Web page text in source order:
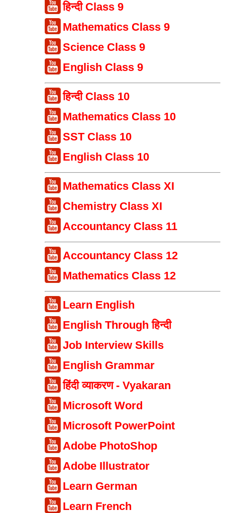
हिन्दी Class 9
Mathematics Class 9
Science Class 9
English Class 9
हिन्दी Class 10
Mathematics Class 10
SST Class 10
English Class 10
Mathematics Class XI
Chemistry Class XI
Accountancy Class 11
Accountancy Class 12
Mathematics Class 12
Learn English
English Through हिन्दी
Job Interview Skills
English Grammar
हिंदी व्याकरण - Vyakaran
Microsoft Word
Microsoft PowerPoint
Adobe PhotoShop
Adobe Illustrator
Learn German
Learn French